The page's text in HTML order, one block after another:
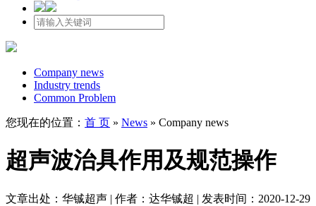
Company news
Industry trends
Common Problem
您现在的位置： 首 页 » News » Company news
超声波治具作用及规范操作
文章出处：华铖超声 | 作者：达华铖超 | 发表时间：2020-12-29